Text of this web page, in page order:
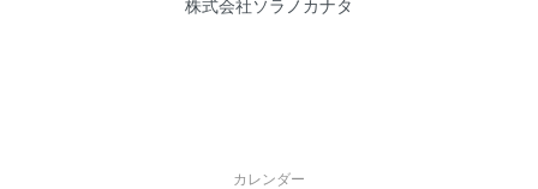
カレンダー